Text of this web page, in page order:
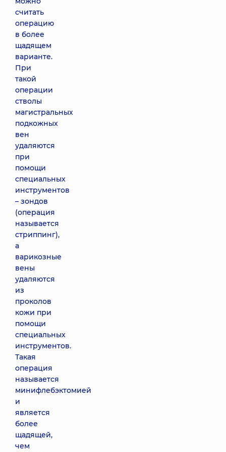
считать
операцию
в более
щадящем
варианте.
При
такой
операции
стволы
магистральных
подкожных
вен
удаляются
при
помощи
специальных
инструментов
– зондов
(операция
называется
стриппинг),
а
варикозные
вены
удаляются
из
проколов
кожи при
помощи
специальных
инструментов.
Такая
операция
называется
минифлебэктомией
и
является
более
щадящей,
чем